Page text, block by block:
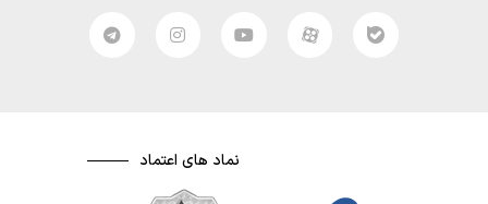
نماد های اعتماد